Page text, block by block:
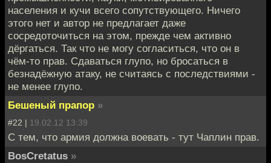
населения и кучи всего сопутствующего. Ничего
этого нет и автор не предлагает даже
сосредоточиться на этом, прежде чем активно
дёргаться. Так что не могу согласиться, что он в
чём-то прав. Сдаваться глупо, но бросаться в
безнадёжную атаку, не считаясь с последствиями -
не менее глупо.
Бешеный прапор »
#22 | 19.02.12 13:39
С тем, что армия должна воевать - тут Чаплин прав.
BosCretatus »